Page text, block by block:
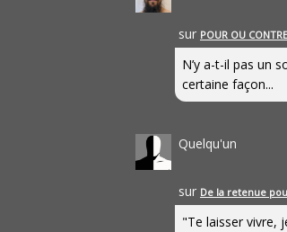
sur POUR OU
N’y a-t-il pas un
certaine façon...
Quelqu'un
sur De la retenue
"Te laisser vivre,